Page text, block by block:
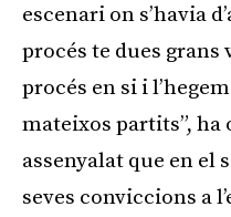
escenari on s’havia
procés te dues grans
procés en si i
mateixos partits”, ha
assenyalat que en el
seves conviccions a